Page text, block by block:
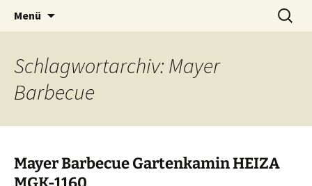
Menü
Suchen
nach:
Schlagwortarchiv: Mayer
Barbecue
Mayer Barbecue Gartenkamin HEIZA